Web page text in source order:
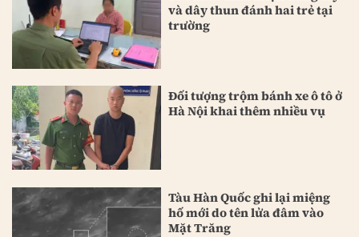
và dây thun đánh hai trẻ tại
trường
Đối tượng trộm bánh xe ô tô ở
Hà Nội khai thêm nhiều vụ
Tàu Hàn Quốc ghi lại miệng
hố mới do tên lửa đâm vào
Mặt Trăng